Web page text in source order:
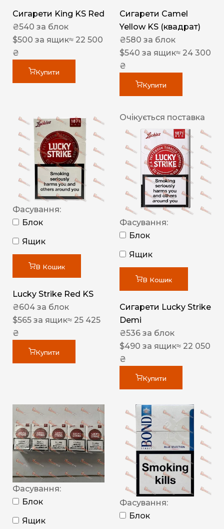
Сигарети King KS Red
₴540 за блок
$500 за ящик≈ 22 500
₴
Купити
Сигарети Camel
Yellow KS (квадрат)
₴580 за блок
$540 за ящик≈ 24 300
₴
Купити
Фасування:
Блок
Ящик
В Кошик
Lucky Strike Red KS
₴604 за блок
$565 за ящик≈ 25 425
₴
Купити
Очікується поставка
Фасування:
Блок
Ящик
В Кошик
Сигарети Lucky Strike
Demi
₴536 за блок
$490 за ящик≈ 22 050
₴
Купити
Фасування:
Блок
Ящик
Фасування:
Блок